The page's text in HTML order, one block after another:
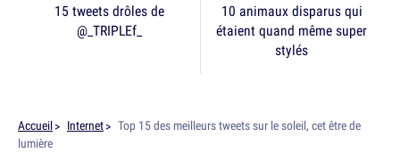
15 tweets drôles de
@_TRIPLEf_
10 animaux disparus qui
étaient quand même super
stylés
Accueil Internet
Top 15 des meilleurs tweets sur le soleil, cet être de
lumière